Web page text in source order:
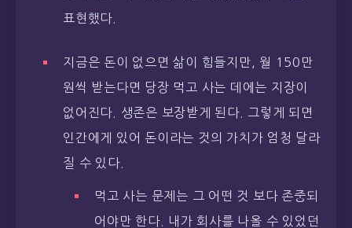
표현했다.
지금은 돈이 없으면 삶이 힘들지만, 월 150만
원씩 받는다면 당장 먹고 사는 데에는 지장이
없어진다. 생존은 보장받게 된다. 그렇게 되면
인간에게 있어 돈이라는 것의 가치가 엄청 달라
질 수 있다.
먹고 사는 문제는 그 어떤 것 보다 존중되
어야만 한다. 내가 회사를 나올 수 있었던